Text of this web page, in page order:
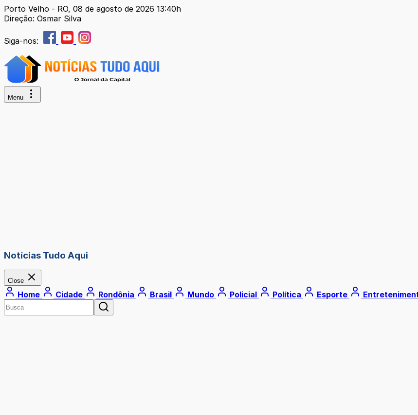
Porto Velho - RO, 08 de agosto de 2026 13:40h
Direção: Osmar Silva
Siga-nos:
Menu
Notícias Tudo Aqui
Close
Home Cidade Rondônia Brasil Mundo Policial Política Esporte